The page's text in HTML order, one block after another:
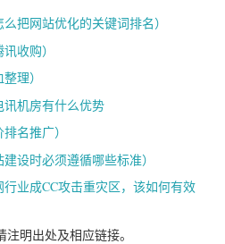
把网站优化的关键词排名）
收购）
理）
机房有什么优势
名推广）
设时必须遵循哪些标准）
业成CC攻击重灾区，该如何有效
注明出处及相应链接。